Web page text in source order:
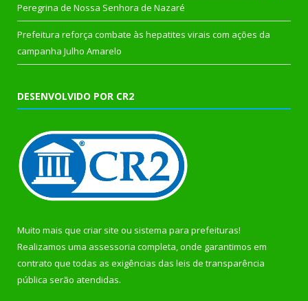
Peregrina de Nossa Senhora de Nazaré
Prefeitura reforça combate às hepatites virais com ações da
campanha Julho Amarelo
DESENVOLVIDO POR CR2
Muito mais que criar site ou sistema para prefeituras!
Realizamos uma assessoria completa, onde garantimos em
contrato que todas as exigências das leis de transparência
pública serão atendidas.